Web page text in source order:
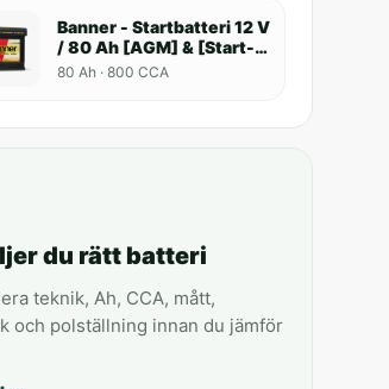
Banner - Startbatteri 12 V
/ 80 Ah [AGM] & [Start-
Stop]
80 Ah · 800 CCA
du rätt batteri
teknik, Ah, CCA, mått,
och polställning innan du jämför